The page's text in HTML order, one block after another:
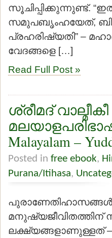
സൂചിപ്പിക്കുന്നുണ്ട്.
സമുപബൃംഹയേത്,
പ്രഹരിഷ്യതി” –
വേദങ്ങളെ […]
Read Full Post »
ശ്രീമദ്
മലയാളപരിഭാഷ
Malayalam –
Posted in free ebook,
Purana/Itihasa,
പുരാണേതിഹാസങ്ങള്‍:
ലക്ഷ്യങ്ങളാണുള്ളത് –